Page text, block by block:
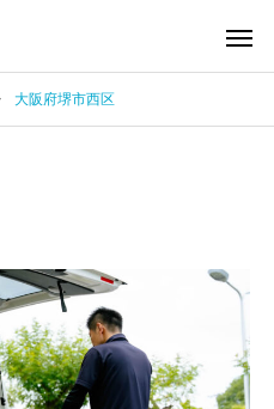
救援事
スタッフブログ
緊急搬送された後介護
シーご利用で帰宅
大阪府堺市西区